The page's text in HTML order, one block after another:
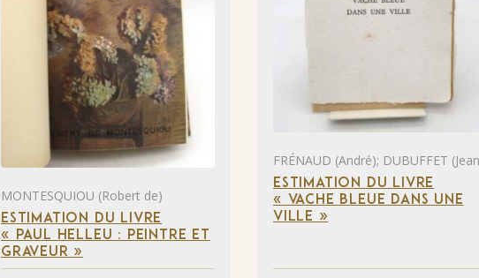
MONTESQUIOU (Robert de)
ESTIMATION DU LIVRE
« PAUL HELLEU : PEINTRE ET
GRAVEUR »
FRÉNAUD (André); DUBUFFET
ESTIMATION DU LIVRE
« VACHE BLEUE DANS UNE
VILLE »